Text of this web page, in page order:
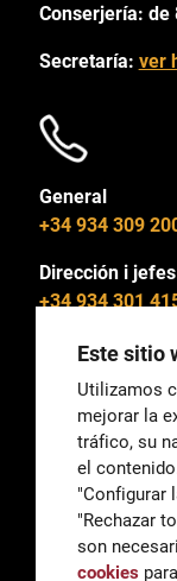
Conserjería: de
Secretaría: ver
General
+34 934 309
Dirección i
+34 934 301
General
Información
Este sitio
Utilizamos
mejorar la
tráfico, su
el
"Configurar
"Rechazar
son
cookies